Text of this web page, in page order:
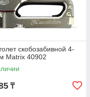
скобозабивной 4-
Matrix 40902
₸